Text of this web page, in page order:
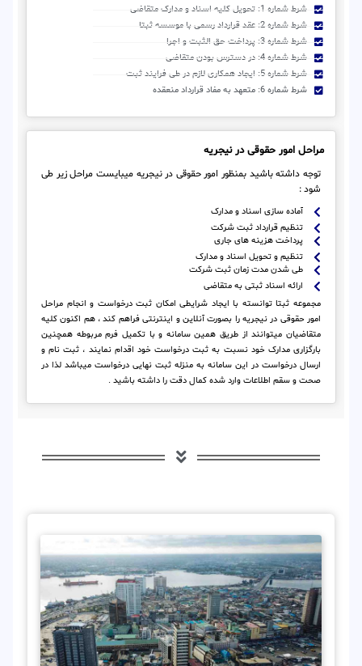
شرط شماره 1: تحویل کلیه اسناد و مدارک متقاضی
شرط شماره 2: عقد قرارداد رسمی با موسسه ثبتا
شرط شماره 3: پرداخت حق الثبت و اجرا
شرط شماره 4: در دسترس بودن متقاضی
شرط شماره 5: ایجاد همکاری لازم در طی فرایند ثبت
شرط شماره 6: متعهد به مفاد قرارداد منعقده
مراحل امور حقوقی در نیجریه
توجه داشته باشید بمنظور امور حقوقی در نیجریه میبایست مراحل زیر طی
شود :
آماده سازی اسناد و مدارک
تنظیم قرارداد ثبت شرکت
پرداخت هزینه های جاری
تنظیم و تحویل اسناد و مدارک
طی شدن مدت زمان ثبت شرکت
ارائه اسناد ثبتی به متقاضی
مجموعه ثبتا توانسته با ایجاد شرایطی امکان ثبت درخواست و انجام مراحل
امور حقوقی در نیجریه را بصورت آنلاین و اینترنتی فراهم کند ، هم اکنون کلیه
متقاضیان میتوانند از طریق همین سامانه و با تکمیل فرم مربوطه همچنین
بارگزاری مدارک خود نسبت به ثبت درخواست خود اقدام نمایند ، ثبت نام و
ارسال درخواست در این سامانه به منزله ثبت نهایی درخواست میباشد لذا در
صحت و سقم اطلاعات وارد شده کمال دقت را داشته باشید .